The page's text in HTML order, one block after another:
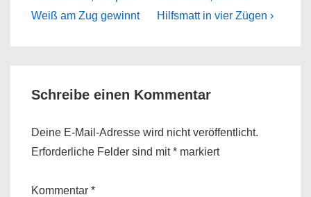
Post
Weiß am Zug gewinnt
Post
Hilfsmatt in vier Zügen ›
Schreibe einen Kommentar
Deine E-Mail-Adresse wird nicht veröffentlicht.
Erforderliche Felder sind mit* markiert
Kommentar *